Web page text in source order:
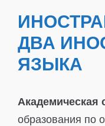
ДВА
ЯЗЫКА
Академическая
образования по